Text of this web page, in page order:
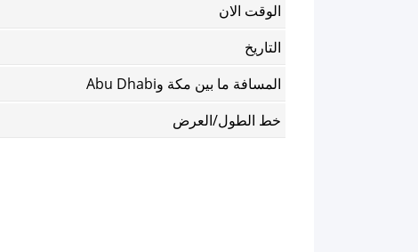
الوقت الان
التاريخ
المسافة ما بين مكة وAbu Dhabi
خط الطول/العرض